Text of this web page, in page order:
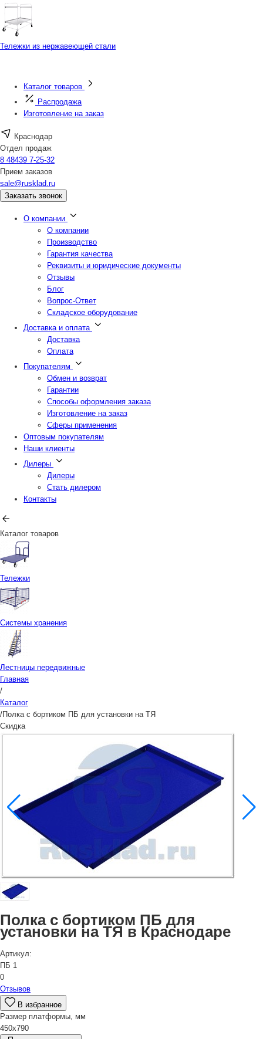
Тележки из нержавеющей стали
Каталог товаров
Распродажа
Изготовление на заказ
Краснодар
Отдел продаж
8 48439 7-25-32
Прием заказов
sale@rusklad.ru
Заказать звонок
О компании
О компании
Производство
Гарантия качества
Реквизиты и юридические документы
Отзывы
Блог
Вопрос-Ответ
Складское оборудование
Доставка и оплата
Доставка
Оплата
Покупателям
Обмен и возврат
Гарантии
Способы оформления заказа
Изготовление на заказ
Сферы применения
Оптовым покупателям
Наши клиенты
Дилеры
Дилеры
Стать дилером
Контакты
Каталог товаров
Тележки
Системы хранения
Лестницы передвижные
Главная
/
Каталог
/Полка с бортиком ПБ для установки на ТЯ
Скидка
Полка с бортиком ПБ для
установки на ТЯ в Краснодаре
Артикул:
ПБ 1
0
Отзывов
В избранное
Размер платформы, мм
450х790